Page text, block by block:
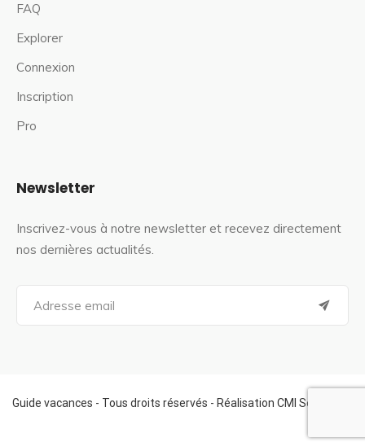
FAQ
Explorer
Connexion
Inscription
Pro
Newsletter
Inscrivez-vous à notre newsletter et recevez directement
nos dernières actualités.
a
f
o
Guide vacances - Tous droits réservés - Réalisation CMI Services